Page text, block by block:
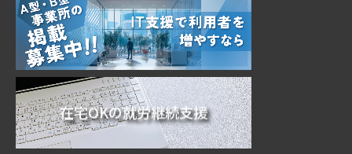
在宅OKの就労継続支援